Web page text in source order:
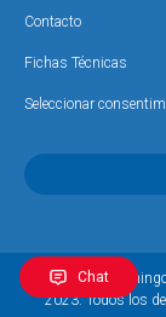
Chat
Contacto
Fichas Técnicas
Seleccionar
Copyright ©
2023. Todos los